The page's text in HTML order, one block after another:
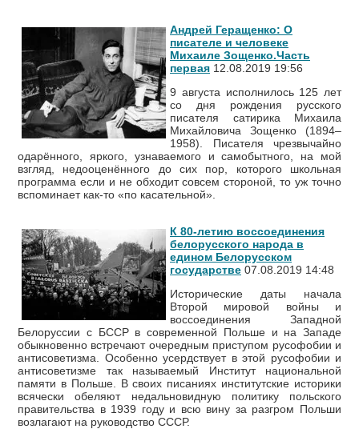
Андрей Геращенко: О
писателе и человеке
Михаиле Зощенко.Часть
первая 12.08.2019 19:56
9 августа исполнилось 125 лет
со дня рождения русского
писателя сатирика Михаила
Михайловича Зощенко (1894–
1958). Писателя чрезвычайно
одарённого, яркого, узнаваемого и самобытного, на мой
взгляд, недооценённого до сих пор, которого школьная
программа если и не обходит совсем стороной, то уж точно
вспоминает как-то «по касательной».
К 80-летию воссоединения
белорусского народа в
едином Белорусском
государстве 07.08.2019 14:48
Исторические даты начала
Второй мировой войны и
воссоединения Западной
Белоруссии с БССР в современной Польше и на Западе
обыкновенно встречают очередным приступом русофобии и
антисоветизма. Особенно усердствует в этой русофобии и
антисоветизме так называемый Институт национальной
памяти в Польше. В своих писаниях институтские историки
всячески обеляют недальновидную политику польского
правительства в 1939 году и всю вину за разгром Польши
возлагают на руководство СССР.